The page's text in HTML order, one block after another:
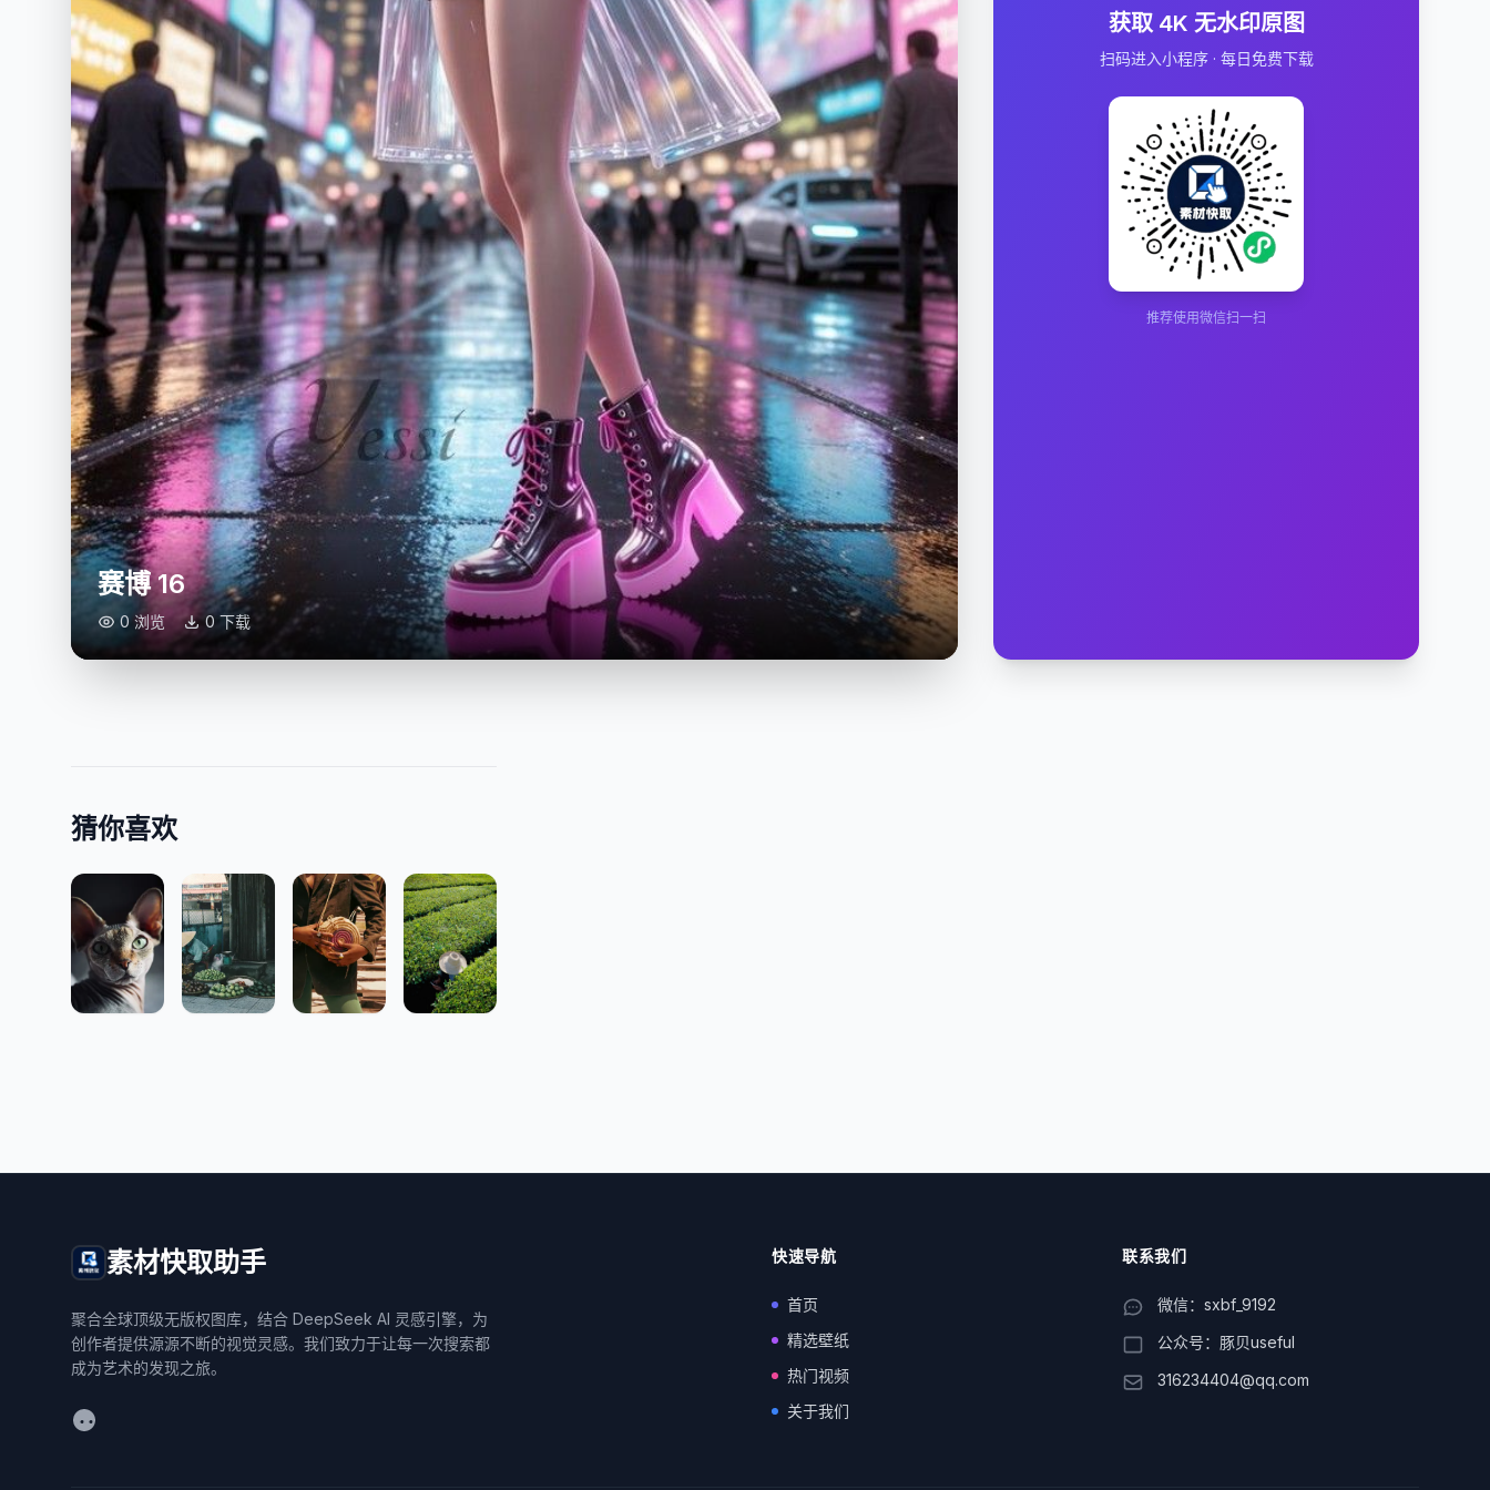
赛博 16
0 浏览 0 下载
获取 4K 无水印原图
扫码进入小程序 · 每日免费下载
推荐使用微信扫一扫
猜你喜欢
素材快取助手
聚合全球顶级无版权图库，结合 DeepSeek AI 灵感引擎，为
创作者提供源源不断的视觉灵感。我们致力于让每一次搜索都
成为艺术的发现之旅。
WeChat
快速导航
首页
精选壁纸
热门视频
关于我们
联系我们
微信：sxbf_9192
公众号：豚贝useful
316234404@qq.com